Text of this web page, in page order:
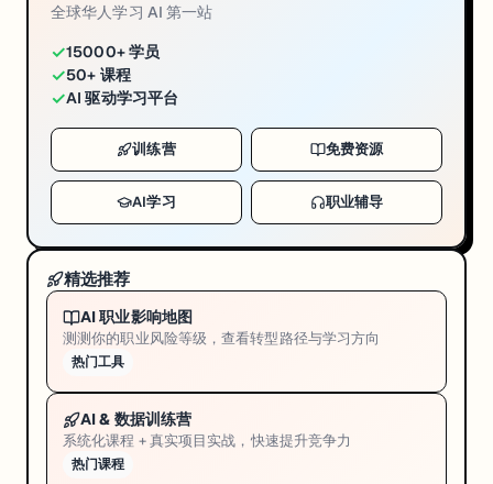
全球华人学习 AI 第一站
✓15000+ 学员
✓50+ 课程
✓AI 驱动学习平台
训练营 免费资源
AI学习 职业辅导
精选推荐
AI 职业影响地图
测测你的职业风险等级，查看转型路径与学习方向
热门工具
AI & 数据训练营
系统化课程 + 真实项目实战，快速提升竞争力
热门课程